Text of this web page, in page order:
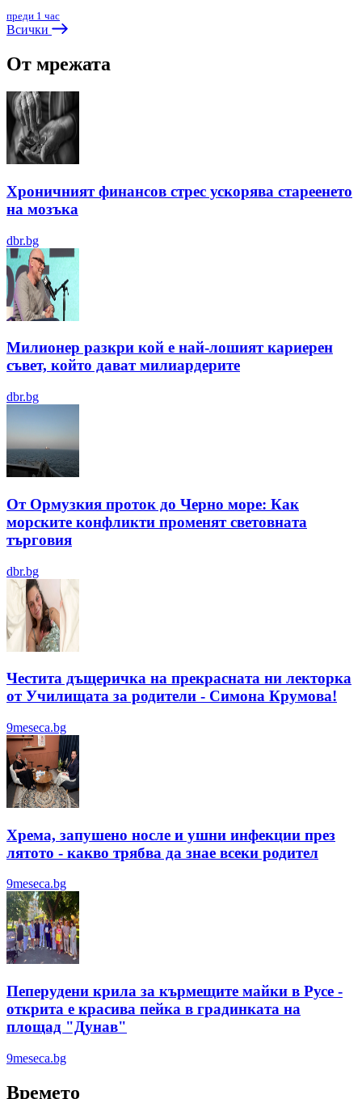
преди 1 час
Всички
От мрежата
Хроничният финансов стрес ускорява стареенето
на мозъка
dbr.bg
Милионер разкри кой е най-лошият кариерен
съвет, който дават милиардерите
dbr.bg
От Ормузкия проток до Черно море: Как
морските конфликти променят световната
търговия
dbr.bg
Честита дъщеричка на прекрасната ни лекторка
от Училищата за родители - Симона Крумова!
9meseca.bg
Хрема, запушено носле и ушни инфекции през
лятотo - какво трябва да знае всеки родител
9meseca.bg
Пеперудени крила за кърмещите майки в Русе -
открита е красива пейка в градинката на
площад "Дунав"
9meseca.bg
Времето